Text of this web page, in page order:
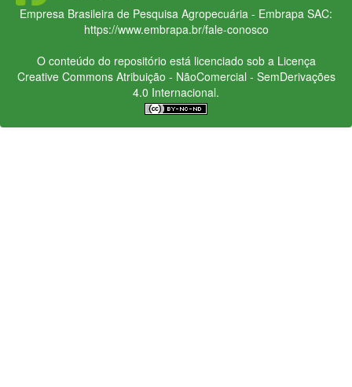
Empresa Brasileira de Pesquisa Agropecuária - Embrapa SAC:
https://www.embrapa.br/fale-conosco
O conteúdo do repositório está licenciado sob a Licença
Creative CommonsAtribuição - NãoComercial - SemDerivações
4.0 Internacional.